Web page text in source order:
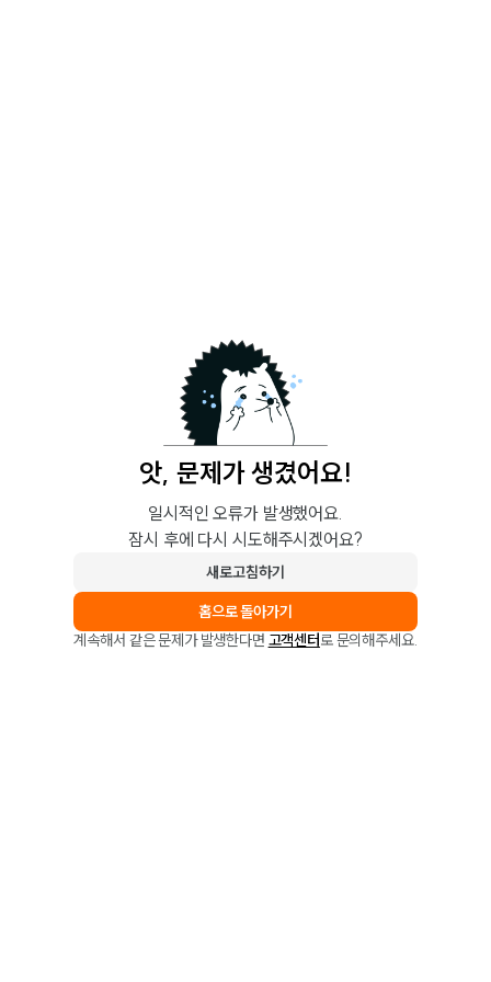
앗, 문제가 생겼어요!
일시적인 오류가 발생했어요.
잠시 후에 다시 시도해주시겠어요?
새로고침하기
홈으로 돌아가기
계속해서 같은 문제가 발생한다면 고객센터로 문의해주세요.